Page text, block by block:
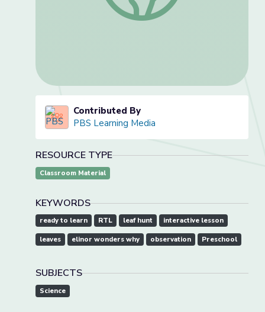
Contributed By
PBS Learning Media
RESOURCE TYPE
Classroom Material
KEYWORDS
ready to learn RTL leaf hunt interactive lesson
leaves elinor wonders why observation Preschool
SUBJECTS
Science